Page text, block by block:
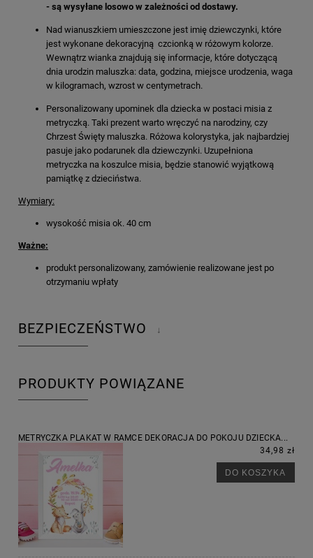
- są wysyłane losowo w zależności od dostawy.
Nad wianuszkiem umieszczone jest imię dziewczynki, które
jest wykonane dekoracyjną czcionką w różowym kolorze.
Wewnątrz wianka znajdują się informacje, które dotyczącą
dnia urodzin maluszka: data, godzina, miejsce urodzenia, waga
w kilogramach, wzrost w centymetrach.
Personalizowany upominek dla dziecka w postaci misia z
metryczką. Taki prezent warto wręczyć na narodziny, czy
Chrzest Święty maluszka. Różowa kolorystyka, jak najbardziej
pasuje jako podarunek dla dziewczynki. Uzupełniona
metryczka na koszulce misia, będzie stanowić wyjątkową
pamiątkę z dzieciństwa.
Wymiary:
wysokość misia ok. 40 cm
Ważne:
produkt personalizowany, zamówienie realizowane jest po
otrzymaniu wpłaty
BEZPIECZEŃSTWO ↓
PRODUKTY POWIĄZANE
METRYCZKA PLAKAT W RAMCE DEKORACJA DO POKOJU DZIECKA...
34,98 zł
DO KOSZYKA